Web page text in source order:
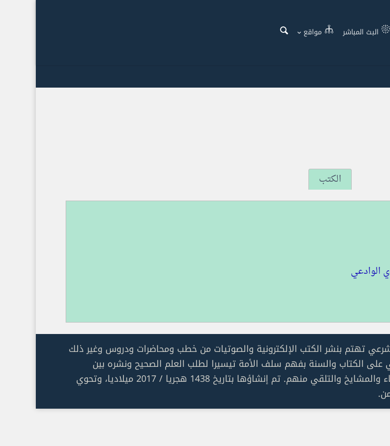
البث المباشر مواقع
الكتب
الوادعي
تهتم بنشر الكتب الإلكترونية والصوتيات من خطب ومحاضرات ودروس وغير ذلك
الكتاب والسنة بفهم سلف الأمة تيسيرا لطلب العلم الصحيح ونشره بين
المسلمين، ورفع الجهل عن الأمة، وتقريب الوصول للعلماء والمشايخ والتلقي منهم. تم إنشاؤها بتاريخ 1438 هجريا / 2017 ميلاديا، وتحوي